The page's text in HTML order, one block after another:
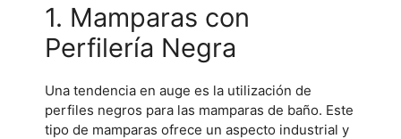
1. Mamparas con
Perfilería Negra
Una tendencia en auge es la utilización de
perfiles negros para las mamparas de baño. Este
tipo de mamparas ofrece un aspecto industrial y